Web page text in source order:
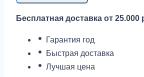
Shock
100NS-
Бесплатная доставка от 25.000
Гарантия год
Быстрая доставка
Лучшая цена